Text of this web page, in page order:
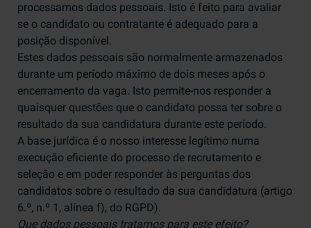
processamos dados pessoais. Isto é feito para avaliar
se o candidato ou contratante é adequado para a
posição disponível.
Estes dados pessoais são normalmente armazenados
durante um período máximo de dois meses após o
encerramento da vaga. Isto permite-nos responder a
quaisquer questões que o candidato possa ter sobre o
resultado da sua candidatura durante este período.
A base jurídica é o nosso interesse legítimo numa
execução eficiente do processo de recrutamento e
seleção e em poder responder às perguntas dos
candidatos sobre o resultado da sua candidatura (artigo
6.º, n.º 1, alínea f), do RGPD).
Que dados pessoais tratamos para este efeito?